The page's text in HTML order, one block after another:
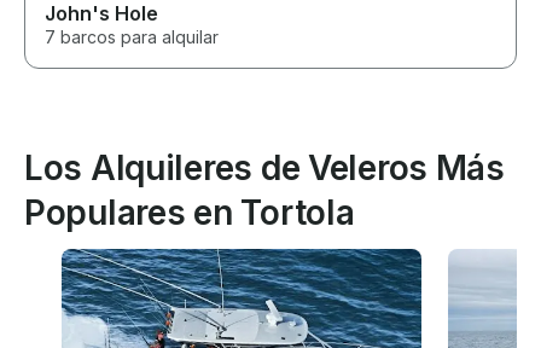
John's Hole
7 barcos para alquilar
Los Alquileres de Veleros Más
Populares en Tortola